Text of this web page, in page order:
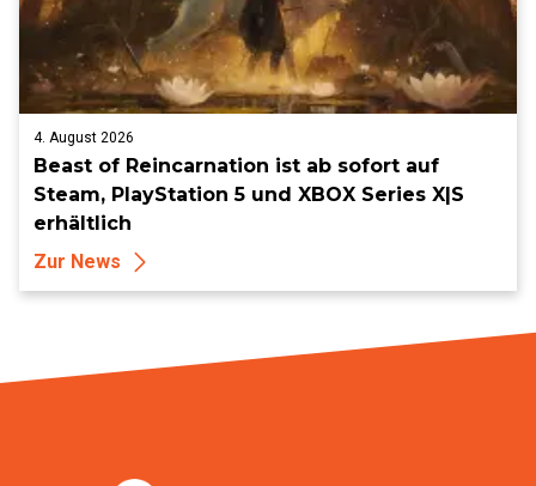
4. August 2026
Beast of Reincarnation ist ab sofort auf
Steam, PlayStation 5 und XBOX Series X|S
erhältlich
Zur News